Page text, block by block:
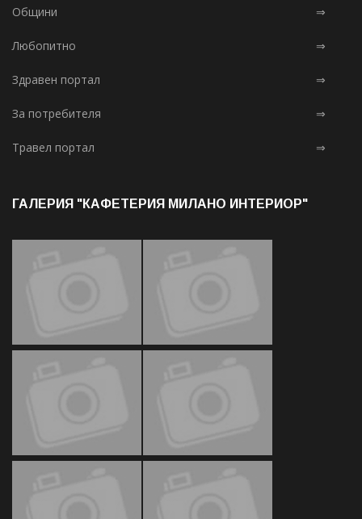
Общини ⇒
Любопитно ⇒
Здравен портал ⇒
За потребителя ⇒
Травел портал ⇒
ГАЛЕРИЯ "КАФЕТЕРИЯ МИЛАНО ИНТЕРИОР"